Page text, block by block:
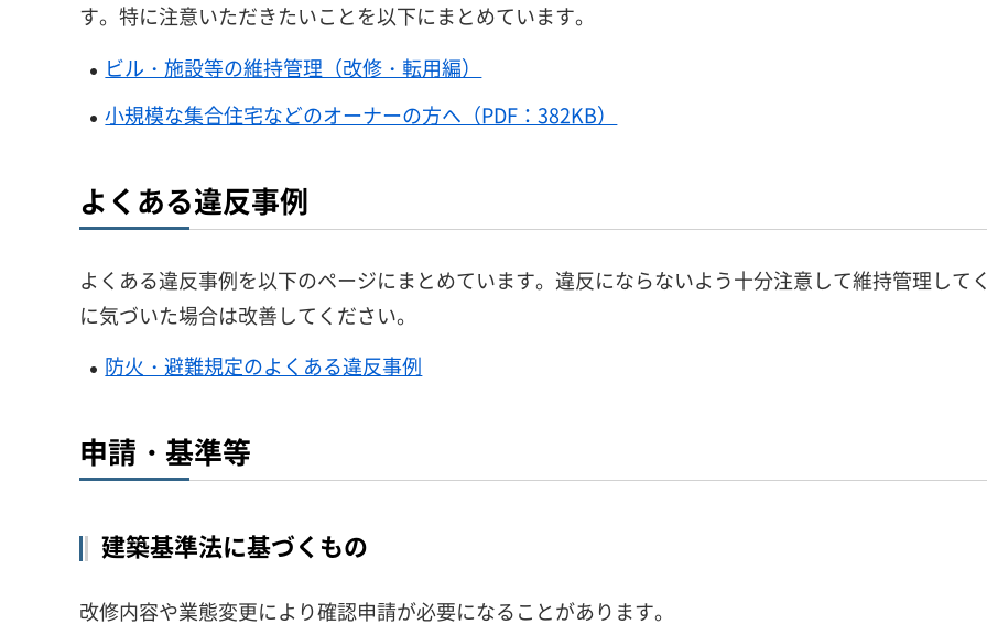
す。特に注意いただきたいことを以下にまとめています。
ビル・施設等の維持管理（改修・転用編）
小規模な集合住宅などのオーナーの方へ（PDF：382KB）
よくある違反事例
よくある違反事例を以下のページにまとめています。違反にならないよう十分注意して維持管理し
に気づいた場合は改善してください。
防火・避難規定のよくある違反事例
申請・基準等
建築基準法に基づくもの
改修内容や業態変更により確認申請が必要になることがあります。